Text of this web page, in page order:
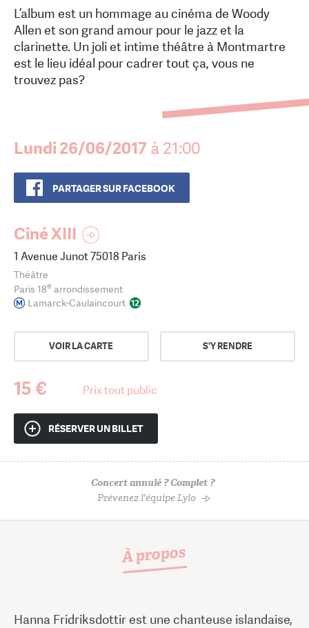
L’album est un hommage au cinéma de Woody
Allen et son grand amour pour le jazz et la
clarinette. Un joli et intime théâtre à Montmartre
est le lieu idéal pour cadrer tout ça, vous ne
trouvez pas?
Lundi 26/06/2017 à 21:00
PARTAGER SUR FACEBOOK
Ciné XIII
1 Avenue Junot 75018 Paris
Théâtre
Paris 18e arrondissement
Lamarck-Caulaincourt
VOIR LA CARTE S'Y RENDRE
15 € Prix tout public
RÉSERVER UN BILLET
Concert annulé ? Complet ?
Prévenez l'équipe Lylo
À propos
Hanna Fridriksdottir est une chanteuse islandaise,